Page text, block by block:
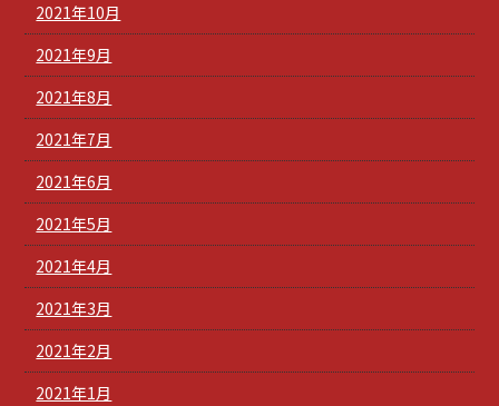
2021年10月
2021年9月
2021年8月
2021年7月
2021年6月
2021年5月
2021年4月
2021年3月
2021年2月
2021年1月